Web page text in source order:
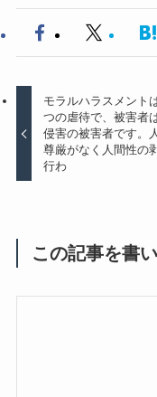
モラルハラスメント
つの虐待で、被害者
侵害の被害者です。
尊厳がなく人間性の
行わ
この記事を書